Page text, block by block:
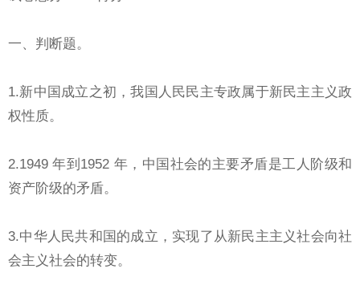
一、判断题。
1.新中国成立之初，我国人民民主专政属于新民主主义政
权性质。
2.1949 年到1952 年，中国社会的主要矛盾是工人阶级和
资产阶级的矛盾。
3.中华人民共和国的成立，实现了从新民主主义社会向社
会主义社会的转变。